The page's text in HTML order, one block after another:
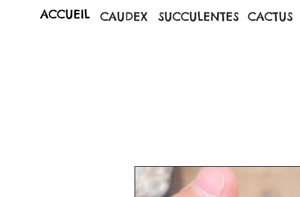
ACCUEIL CAUDEX SUCCULENTES CACTUS